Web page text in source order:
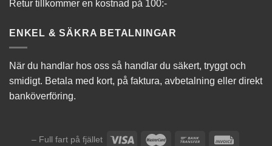
Retur tillkommer en kostnad på 100:-
ENKEL & SÄKRA BETALNINGAR
När du handlar hos oss så handlar du säkert, tryggt och
smidigt. Betala med kort, på faktura, avbetalning eller direkt
banköverföring.
– Full fart på fjället